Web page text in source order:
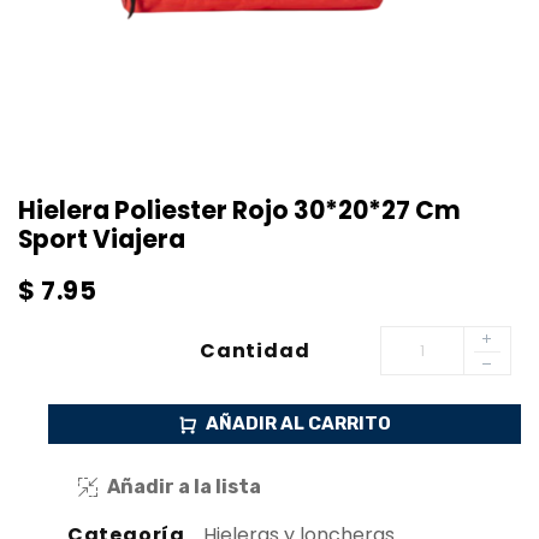
Hielera Poliester Rojo 30*20*27 Cm
Sport Viajera
$ 7.95
Cantidad
AÑADIR AL CARRITO
Añadir a la lista